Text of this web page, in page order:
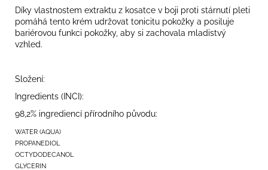
Díky vlastnostem extraktu z kosatce v boji proti stárnutí pleti
pomáhá tento krém udržovat tonicitu pokožky a posiluje
bariérovou funkci pokožky, aby si zachovala mladistvý
vzhled.
Složení:
Ingredients (INCI):
98,2% ingrediencí přírodního původu:
WATER (AQUA)
PROPANEDIOL
OCTYDODECANOL
GLYCERIN